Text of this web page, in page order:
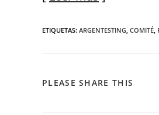
ETIQUETAS: ARGENTESTING, COMITÉ,
PLEASE SHARE THIS